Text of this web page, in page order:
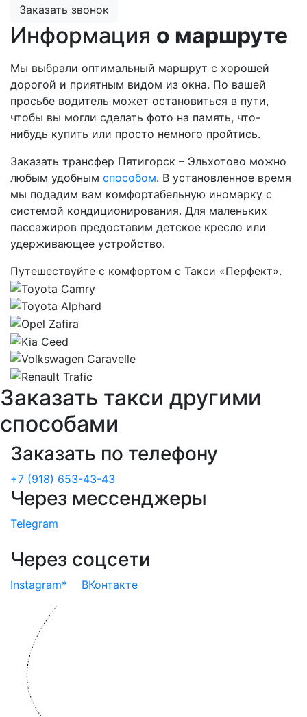
Заказать звонок
Информация о маршруте
Мы выбрали оптимальный маршрут с хорошей
дорогой и приятным видом из окна. По вашей
просьбе водитель может остановиться в пути,
чтобы вы могли сделать фото на память, что-
нибудь купить или просто немного пройтись.
Заказать трансфер Пятигорск – Эльхотово можно
любым удобным способом. В установленное время
мы подадим вам комфортабельную иномарку с
системой кондиционирования. Для маленьких
пассажиров предоставим детское кресло или
удерживающее устройство.
Путешествуйте с комфортом с Такси «Перфект».
Заказать такси другими
способами
Заказать по телефону
+7 (918) 653-43-43
Через мессенджеры
Telegram
Через соцсети
Instagram* ВКонтакте